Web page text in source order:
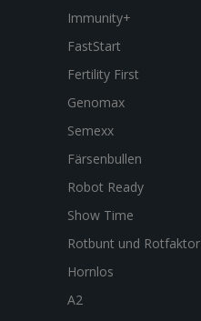
Immunity+
FastStart
Fertility First
Genomax
Semexx
Färsenbullen
Robot Ready
Show Time
Rotbunt und Rotfaktor
Hornlos
A2